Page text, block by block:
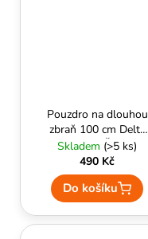
Pouzdro na dlouhou
zbraň 100 cm Delta
Armory Černá
Skladem (>5 ks)
490 Kč
Do košíku